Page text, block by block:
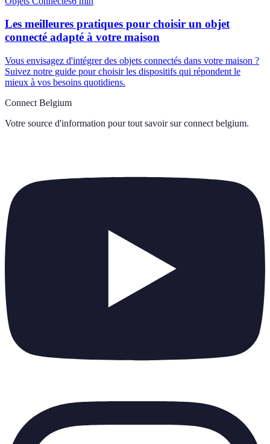
Les meilleures pratiques pour choisir un objet
connecté adapté à votre maison
Vous envisagez d'intégrer des objets connectés dans votre maison ?
Suivez notre guide pour choisir les dispositifs qui répondent le
mieux à vos besoins quotidiens.
Connect Belgium
Votre source d'information pour tout savoir sur connect belgium.